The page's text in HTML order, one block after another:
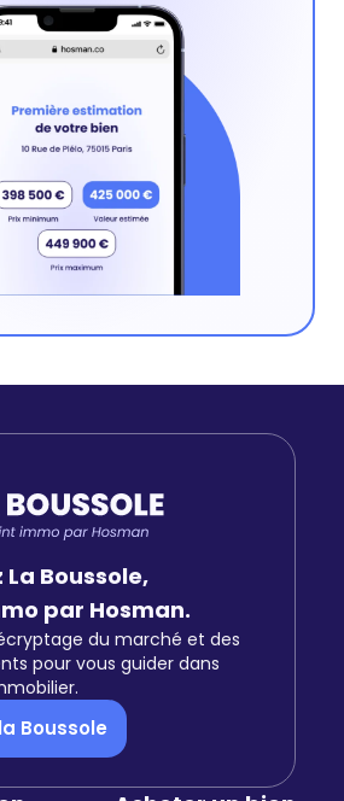
Boussole,
par Hosman.
du marché et des
pour vous guider dans
Boussole